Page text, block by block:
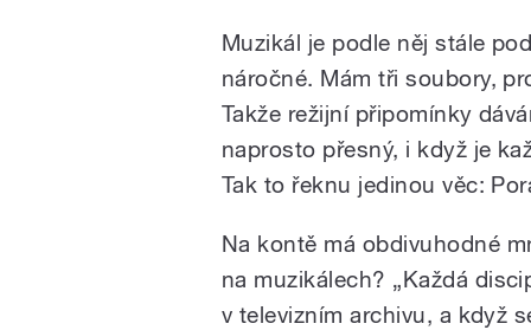
Muzikál je podle něj stále
náročné. Mám tři soubory,
Takže režijní připomínky
naprosto přesný, i když je
Tak to řeknu jedinou věc:
Na kontě má obdivuhodné
na muzikálech? „Každá
v televizním archivu, a když